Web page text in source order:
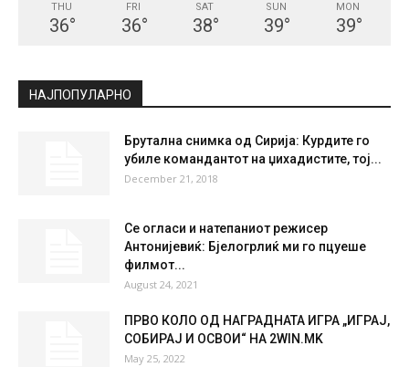
THU
36°
FRI
36°
SAT
38°
SUN
39°
MON
39°
НАЈПОПУЛАРНО
Брутална снимка од Сирија: Курдите го
убиле командантот на џихадистите, тој...
December 21, 2018
Се огласи и натепаниот режисер
Антонијевиќ: Бјелогрлиќ ми го пцуеше
филмот...
August 24, 2021
ПРВО КОЛО ОД НАГРАДНАТА ИГРА „ИГРАЈ,
СОБИРАЈ И ОСВОИ“ НА 2WIN.MK
May 25, 2022